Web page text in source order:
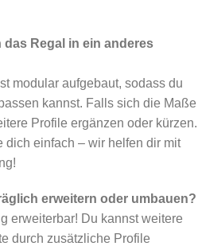
Regal in ein anderes
modular aufgebaut, sodass du
kannst. Falls sich die Maße
Profile ergänzen oder kürzen.
dich einfach – wir helfen dir mit
erweitern oder umbauen?
erweiterbar! Du kannst weitere
durch zusätzliche Profile